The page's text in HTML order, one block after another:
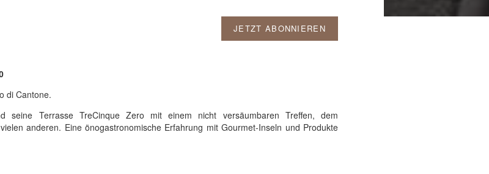
JETZT ABONNIEREN
di Cantone.
seine Terrasse TreCinque Zero mit einem nicht versäumbaren Treffen, dem
anderen. Eine önogastronomische Erfahrung mit Gourmet-Inseln und Produkte